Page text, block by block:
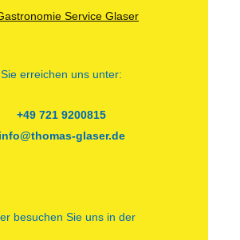
Sie erreichen uns unter:
+49 721 9200815
info@thomas-glaser.de
besuchen Sie uns in der